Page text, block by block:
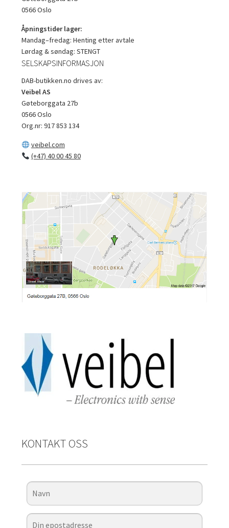
0566 Oslo
Åpningstider lager:
Mandag–fredag: Henting etter avtale
Lørdag & søndag: STENGT
SELSKAPSINFORMASJON
DAB-butikken.no drives av:
Veibel AS
Gøteborggata 27b
0566 Oslo
Org.nr: 917 853 134
veibel.com
(+47) 40 00 45 80
KONTAKT OSS